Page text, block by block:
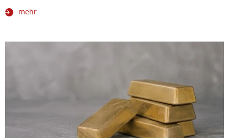
mehr